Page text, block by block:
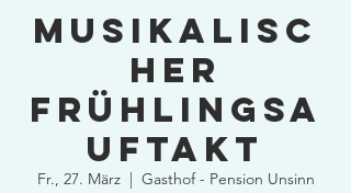
Musikalisc
her
Frühlingsa
uftakt
Fr., 27. März
  |
Gasthof - Pension Unsinn